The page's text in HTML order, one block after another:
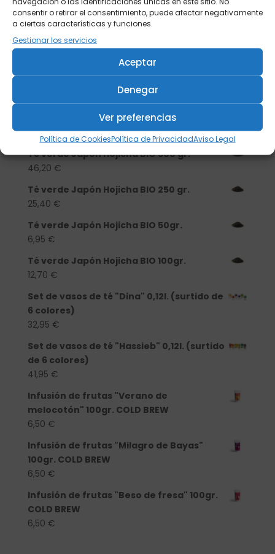
consentir o retirar el consentimiento, puede afectar negativamente
a ciertas características y funciones.
Gestionar los servicios
Aceptar
Denegar
Ver preferencias
Política de CookiesPolítica de PrivacidadAviso Legal
Buscar
Tisanera "Christmas Cats" 0,25l.
13,90€
Té verde Japón Hojicha BIO 500 gr.
46,20 €
Té verde Japón Hojicha BIO 250 gr.
25,40 €
Té verde Japón Hojicha BIO 50gr.
6,95 €
Té verde Japón Hojicha BIO 100gr.
12,70 €
Set de vasos de té "Dina" 0,12l. (surtido de
6 colores)
32,95 €
Set de vasos de té "Hassieb" 0,12l. (surtido
de 6 colores)
41,95 €
Infusión de frutas "Verano de
melocotón" 100gr. COLD BREW
6,50 €
Infusión de frutas "Milagro de Bayas"
100gr. COLD BREW
6,50 €
Infusión de frutas "Beso de fresa" 100gr.
COLD BREW
6,50 €